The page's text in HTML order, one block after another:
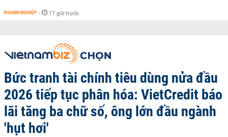
DOANH NGHIỆP - 17 giờ trước
Bức tranh tài chính tiêu dùng nửa đầu
2026 tiếp tục phân hóa: VietCredit báo
lãi tăng ba chữ số, ông lớn đầu ngành
'hụt hơi'